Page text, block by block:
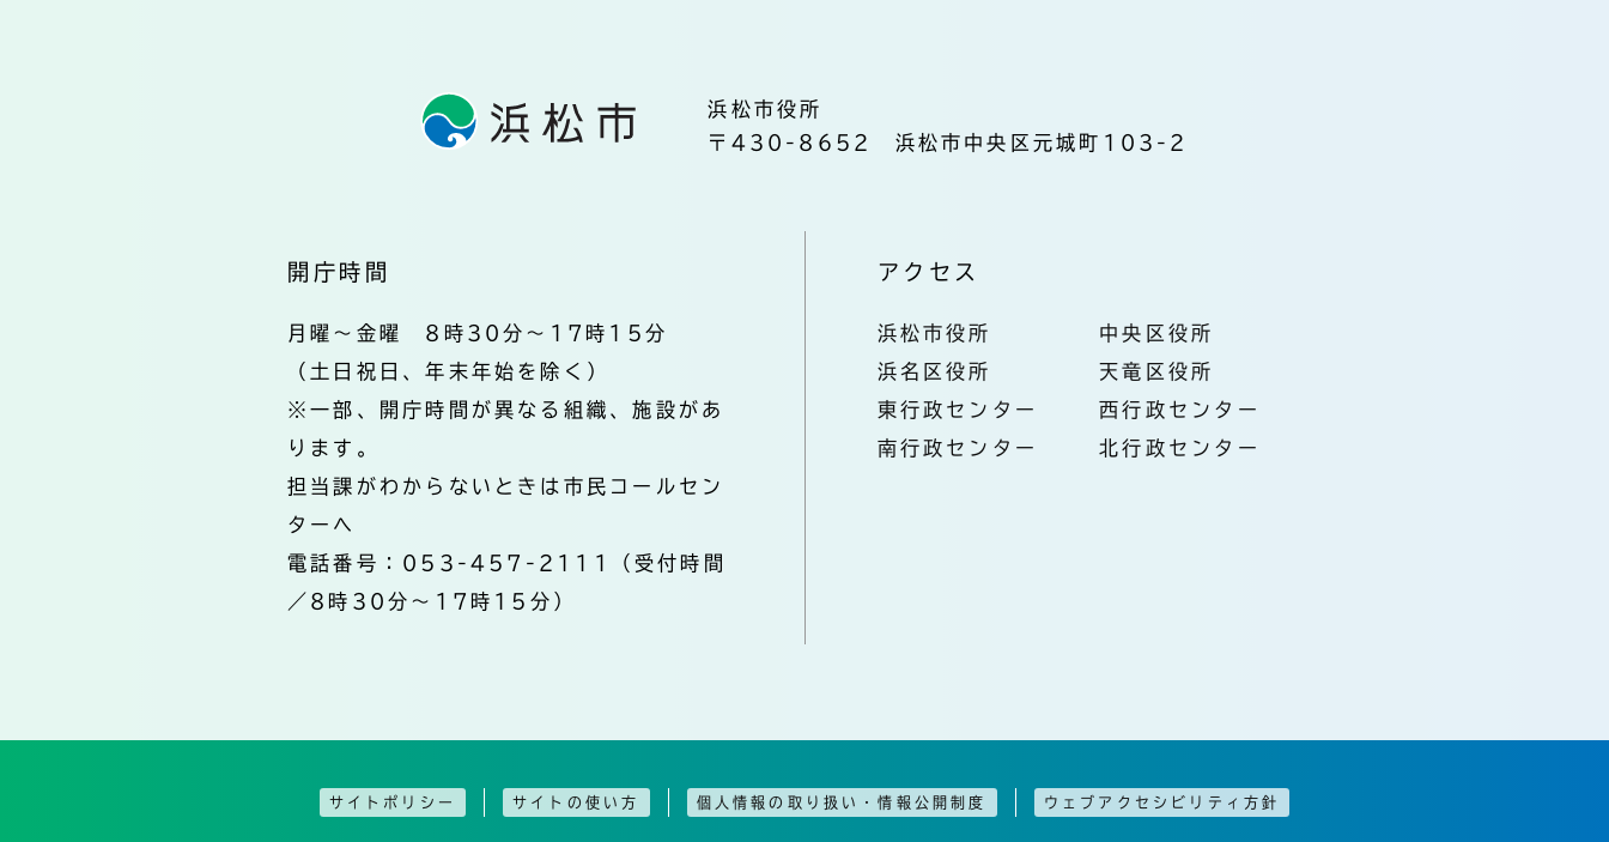
浜松市役所
〒430-8652 浜松市中央区元城町103-2
開庁時間
月曜～金曜 8時30分～17時15分
（土日祝日、年末年始を除く）
※一部、開庁時間が異なる組織、施設があ
ります。
担当課がわからないときは市民コールセン
ターへ
電話番号：053-457-2111（受付時間
／8時30分～17時15分）
アクセス
浜松市役所
中央区役所
浜名区役所
天竜区役所
東行政センター
西行政センター
南行政センター
北行政センター
サイトポリシー サイトの使い方 個人情報の取り扱い・情報公開制度 ウェブアクセシビリティ方針